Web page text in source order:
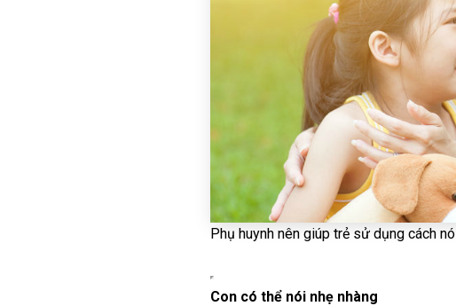
Phụ huynh nên giúp trẻ sử dụng cách
Con có thể nói nhẹ nhàng